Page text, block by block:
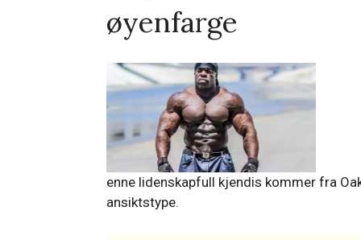
øyenfarge
enne lidenskapfull kjendis kommer fra
ansiktstype.